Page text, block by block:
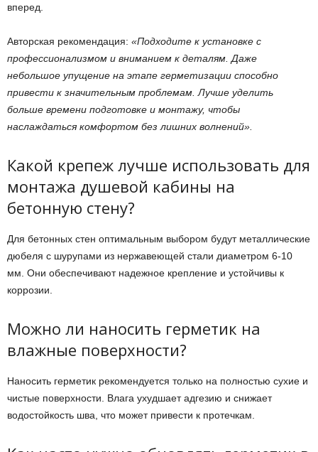
вперед.
Авторская рекомендация: «Подходите к установке с
профессионализмом и вниманием к деталям. Даже
небольшое упущение на этапе герметизации способно
привести к значительным проблемам. Лучше уделить
больше времени подготовке и монтажу, чтобы
наслаждаться комфортом без лишних волнений».
Какой крепеж лучше использовать для
монтажа душевой кабины на
бетонную стену?
Для бетонных стен оптимальным выбором будут металлические
дюбеля с шурупами из нержавеющей стали диаметром 6-10
мм. Они обеспечивают надежное крепление и устойчивы к
коррозии.
Можно ли наносить герметик на
влажные поверхности?
Наносить герметик рекомендуется только на полностью сухие и
чистые поверхности. Влага ухудшает адгезию и снижает
водостойкость шва, что может привести к протечкам.